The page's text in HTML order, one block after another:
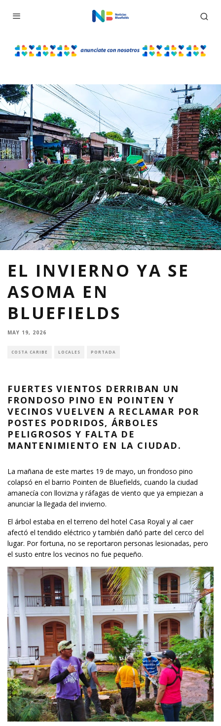
EL INVIERNO YA SE
ASOMA EN
BLUEFIELDS
MAY 19, 2026
COSTA CARIBE LOCALES PORTADA
FUERTES VIENTOS DERRIBAN UN
FRONDOSO PINO EN POINTEN Y
VECINOS VUELVEN A RECLAMAR POR
POSTES PODRIDOS, ÁRBOLES
PELIGROSOS Y FALTA DE
MANTENIMIENTO EN LA CIUDAD.
La mañana de este martes 19 de mayo, un frondoso pino
colapsó en el barrio Pointen de Bluefields, cuando la ciudad
amanecía con llovizna y ráfagas de viento que ya empiezan a
anunciar la llegada del invierno.
El árbol estaba en el terreno del hotel Casa Royal y al caer
afectó el tendido eléctrico y también dañó parte del cerco del
lugar. Por fortuna, no se reportaron personas lesionadas, pero
el susto entre los vecinos no fue pequeño.